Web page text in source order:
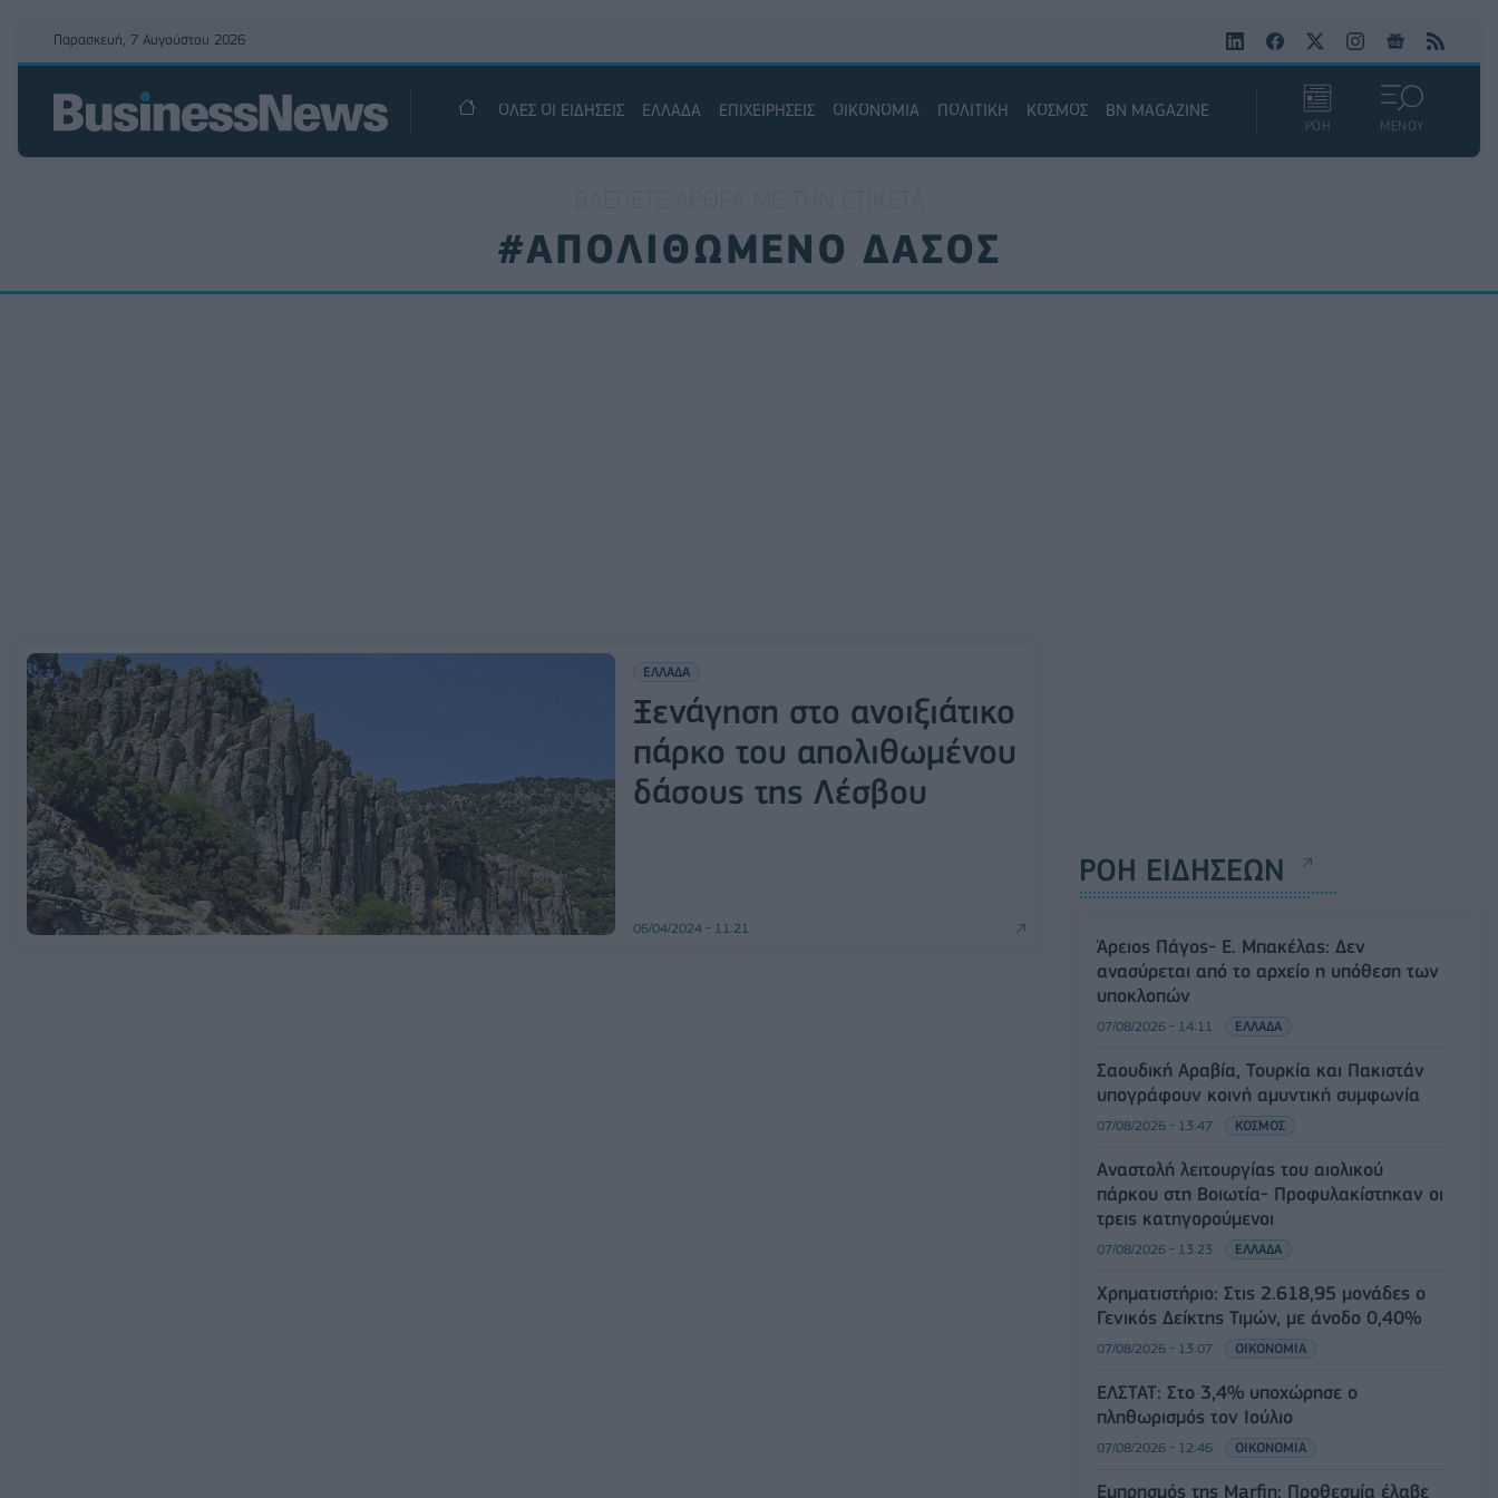
Παρασκευή, 7 Αυγούστου 2026
ΟΛΕΣ ΟΙ ΕΙΔΗΣΕΙΣ ΕΛΛΑΔΑ ΕΠΙΧΕΙΡΗΣΕΙΣ ΟΙΚΟΝΟΜΙΑ ΠΟΛΙΤΙΚΗ ΚΟΣΜΟΣ BN MAGAZINE
ΡΟΗ ΜΕΝΟΥ
#ΑΠΟΛΙΘΩΜΕΝΟ ΔΑΣΟΣ
ΕΛΛΑΔΑ
Ξενάγηση στο ανοιξιάτικο
πάρκο του απολιθωμένου
δάσους της Λέσβου
06/04/2024 - 11:21
ΡΟΗ ΕΙΔΗΣΕΩΝ
Άρειος Πάγος- Ε. Μπακέλας: Δεν
ανασύρεται από το αρχείο η υπόθεση των
υποκλοπών
07/08/2026 - 14:11 ΕΛΛΑΔΑ
Σαουδική Αραβία, Τουρκία και Πακιστάν
υπογράφουν κοινή αμυντική συμφωνία
07/08/2026 - 13:47 ΚΟΣΜΟΣ
Αναστολή λειτουργίας του αιολικού
πάρκου στη Βοιωτία- Προφυλακίστηκαν οι
τρεις κατηγορούμενοι
07/08/2026 - 13:23 ΕΛΛΑΔΑ
Χρηματιστήριο: Στις 2.618,95 μονάδες ο
Γενικός Δείκτης Τιμών, με άνοδο 0,40%
07/08/2026 - 13:07 ΟΙΚΟΝΟΜΙΑ
ΕΛΣΤΑΤ: Στο 3,4% υποχώρησε ο
πληθωρισμός τον Ιούλιο
07/08/2026 - 12:46 ΟΙΚΟΝΟΜΙΑ
Εμπρησμός της Marfin: Προθεσμία έλαβε